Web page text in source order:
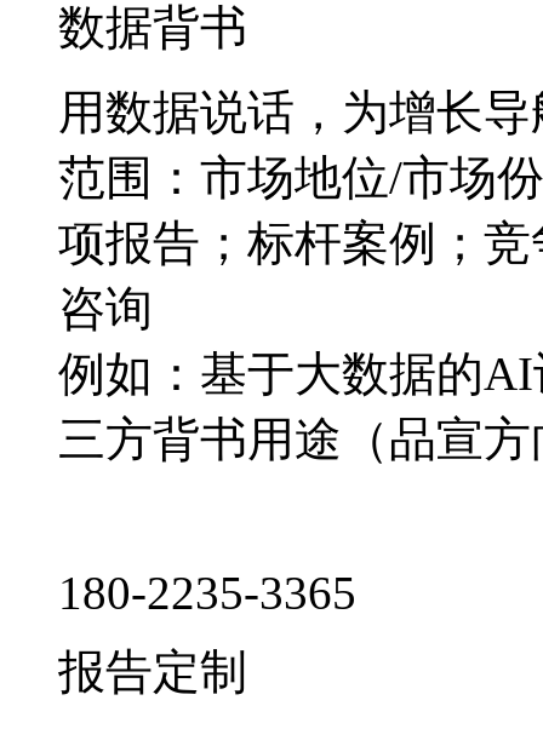
数据背书
用数据说话，为增长导
范围：市场地位/市场
项报告；标杆案例；
咨询
例如：基于大数据的
三方背书用途（品宣
180-2235-3365
报告定制